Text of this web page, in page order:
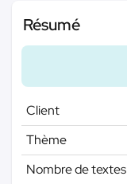
Résumé
Client
Thème
Nombre de textes